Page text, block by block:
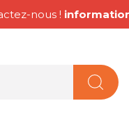
nous !